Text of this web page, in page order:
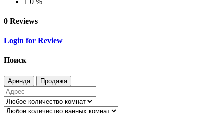
0 Reviews
Login for Review
Поиск
Аренда Продажа